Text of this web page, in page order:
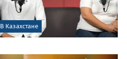
В Казахстане